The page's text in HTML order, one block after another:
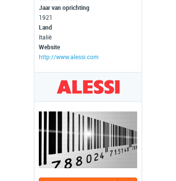
Jaar van oprichting
1921
Land
Italië
Website
http://www.alessi.com